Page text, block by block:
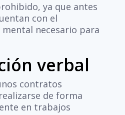
ya que antes
con el
necesario para
verbal
contratos
de forma
en trabajos